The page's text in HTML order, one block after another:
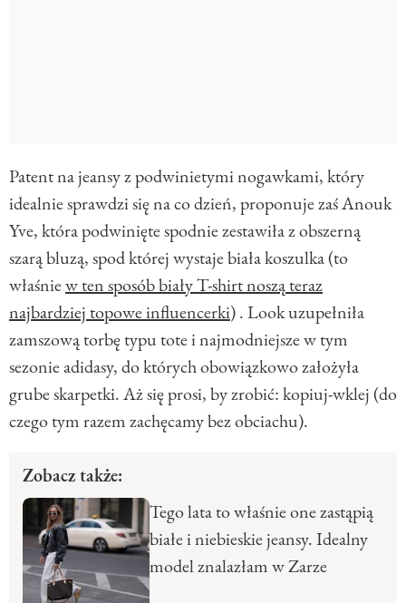
Patent na jeansy z podwinietymi nogawkami, który
idealnie sprawdzi się na co dzień, proponuje zaś Anouk
Yve, która podwinięte spodnie zestawiła z obszerną
szarą bluzą, spod której wystaje biała koszulka (to
właśniew ten sposób biały T-shirt noszą teraz
najbardziej topowe influencerki) . Look uzupełniła
zamszową torbę typu tote i najmodniejsze w tym
sezonie adidasy, do których obowiązkowo założyła
grube skarpetki. Aż się prosi, by zrobić: kopiuj-wklej (do
czego tym razem zachęcamy bez obciachu).
Zobacz także:
Tego lata to właśnie one zastąpią
białe i niebieskie jeansy. Idealny
model znalazłam w Zarze